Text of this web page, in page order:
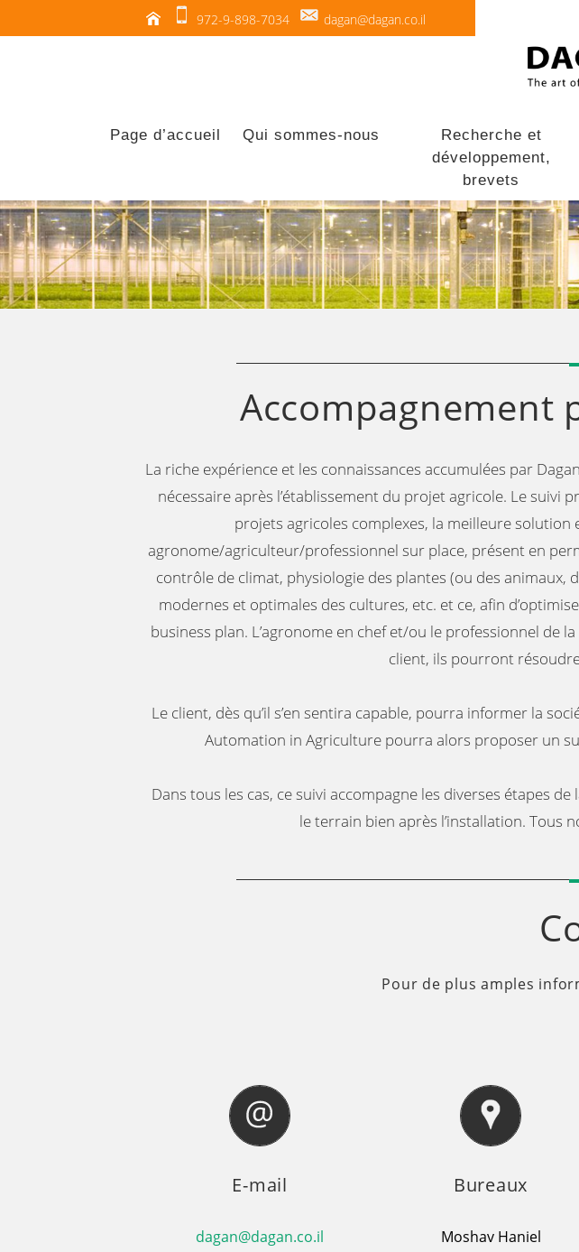
972-9-898-7034 dagan@dagan.co.il
Page d’accueil Qui sommes-nous
Recherche et
développement,
brevets
Accompagnement
La riche expérience et les connaissances accumulées par
nécessaire après l’établissement du projet agricole. Le suivi
projets agricoles complexes, la meilleure
agronome/agriculteur/professionnel sur place, présent en
contrôle de climat, physiologie des plantes (ou des
modernes et optimales des cultures, etc. et ce, afin
business plan. L’agronome en chef et/ou le professionnel de
client, ils pourront
Le client, dès qu’il s’en sentira capable, pourra informer la
Automation in Agriculture pourra alors proposer un
Dans tous les cas, ce suivi accompagne les diverses étapes
le terrain bien après l’installation. Tous
Pour de plus amples
E-mail
dagan@dagan.co.il
Bureaux
Moshav Haniel